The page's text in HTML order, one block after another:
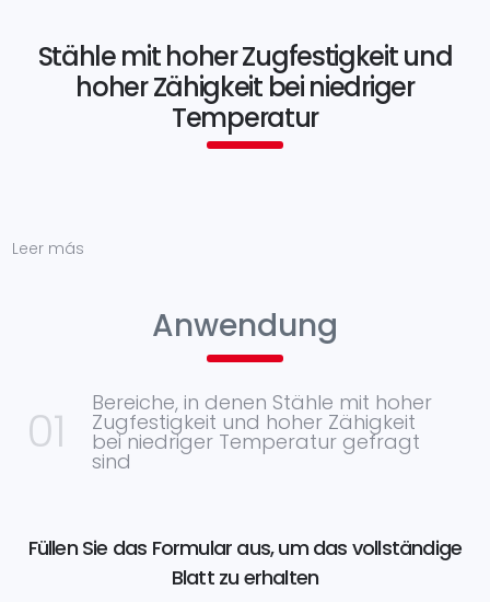
Stähle mit hoher Zugfestigkeit und
hoher Zähigkeit bei niedriger
Temperatur
Leer más
Anwendung
Bereiche, in denen Stähle mit hoher
Zugfestigkeit und hoher Zähigkeit
bei niedriger Temperatur gefragt
sind
Füllen Sie das Formular aus, um das vollständige
Blatt zu erhalten